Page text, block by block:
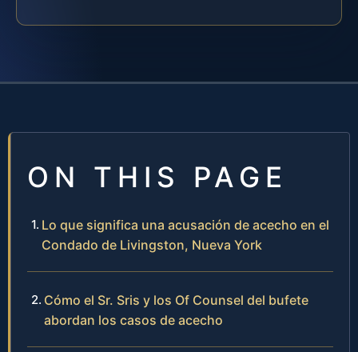
ON THIS PAGE
Lo que significa una acusación de acecho en el
Condado de Livingston, Nueva York
Cómo el Sr. Sris y los Of Counsel del bufete
abordan los casos de acecho